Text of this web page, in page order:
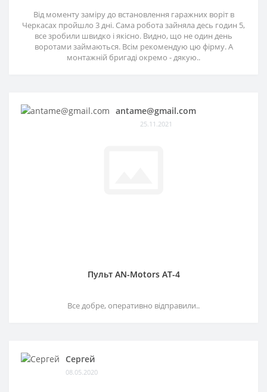
Від моменту заміру до встановлення гаражних воріт в
Черкасах пройшло 3 дні. Сама робота зайняла десь годин 5,
все зробили швидко і якісно. Видно, що не один день
воротами займаються. Всім рекомендую цю фірму. А
монтажній бригаді окремо - дякую..
antame@gmail.com
25.11.2021
Пульт AN-Motors AT-4
Все добре, оперативно відправили..
Сергей
08.05.2020